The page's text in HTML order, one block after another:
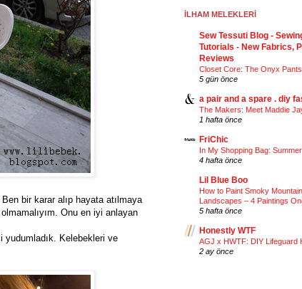
bir karar alıp hayata atılmaya
Onu en iyi anlayan
yudumladık. Kelebekleri ve
İLHAM MELEKLERİ
Sew Tessuti Blog -
Tutorials - New Fabrics,
Reviews
Closet Core: The Onyx Pants
5 gün önce
a pair and a spare . diy
The Makers: Meet Maddie
1 hafta önce
FriChic
In My Shopping Bag:
4 hafta önce
Lil Blue Boo
How to Paint Smoky
Landscapes – 4 Paintings
5 hafta önce
Honestly WTF
AGJ x HWTF: DIY Lifeguard
2 ay önce